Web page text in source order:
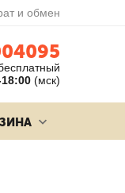
и обмен
(мск)